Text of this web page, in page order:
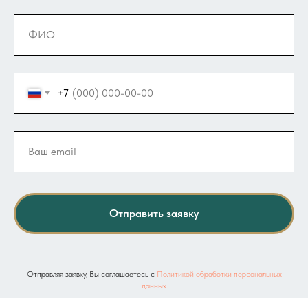
+7
Отправить заявку
Отправляя заявку, Вы соглашаетесь с Политикой обработки персональных
данных